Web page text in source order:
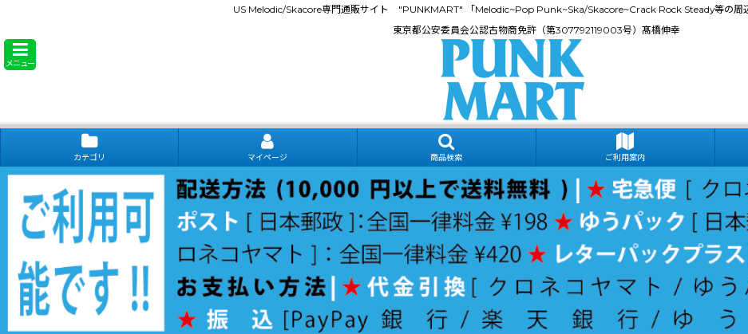
US Melodic/Skacore専門通販サイト "PUNKMART" 「Melodic~Pop Punk~Ska/Skacore~Crack Rock Steady等の周
東京都公安委員会公認古物商免許（第307792119003号）髙橋伸幸
メニュー
カテゴリ マイページ 商品検索 ご利用案内